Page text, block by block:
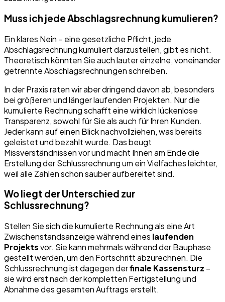
Muss ich jede Abschlagsrechnung kumulieren?
Ein klares Nein – eine gesetzliche Pflicht, jede
Abschlagsrechnung kumuliert darzustellen, gibt es nicht.
Theoretisch könnten Sie auch lauter einzelne, voneinander
getrennte Abschlagsrechnungen schreiben.
In der Praxis raten wir aber dringend davon ab, besonders
bei größeren und länger laufenden Projekten. Nur die
kumulierte Rechnung schafft eine wirklich lückenlose
Transparenz, sowohl für Sie als auch für Ihren Kunden.
Jeder kann auf einen Blick nachvollziehen, was bereits
geleistet und bezahlt wurde. Das beugt
Missverständnissen vor und macht Ihnen am Ende die
Erstellung der Schlussrechnung um ein Vielfaches leichter,
weil alle Zahlen schon sauber aufbereitet sind.
Wo liegt der Unterschied zur
Schlussrechnung?
Stellen Sie sich die kumulierte Rechnung als eine Art
Zwischenstandsanzeige während eines laufenden
Projektsvor. Sie kann mehrmals während der Bauphase
gestellt werden, um den Fortschritt abzurechnen. Die
Schlussrechnung ist dagegen derfinale Kassensturz –
sie wird erst nach der kompletten Fertigstellung und
Abnahme des gesamten Auftrags erstellt.